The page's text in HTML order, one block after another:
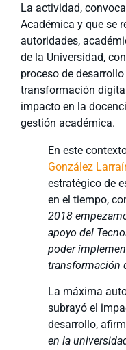
La actividad,
Académica y que se
autoridades,
de la Universidad,
proceso de
transformación
impacto en la
gestión académica.
En este
González
estratégico de
en el tiempo,
2018
apoyo del
poder
transformación
La máxima
subrayó el
desarrollo,
en la